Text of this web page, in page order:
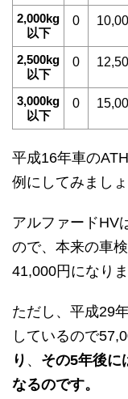
2,000kg
以下
0
2,500kg
以下
0
3,000kg
以下
0
平成16年車の
例にしてみましょ
アルファードHV
ので、本来の車
41,000円になりま
ただし、平成29
しているので
り 、 その5年後に
なるのです。